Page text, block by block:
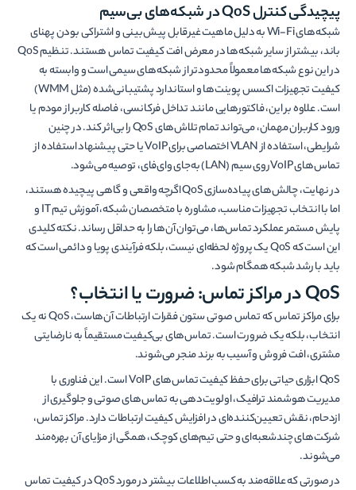
پیچیدگی کنترل QoS در شبکه‌های بی‌سیم
شبکه‌های Wi-Fi به دلیل ماهیت غیرقابل پیش‌بینی و اشتراکی بودن پهنای
باند، بیشتر از سایر شبکه‌ها در معرض افت کیفیت تماس هستند. تنظیم QoS
در این نوع شبکه‌ها معمولاً محدودتر از شبکه‌های سیمی است و وابسته به
کیفیت تجهیزات اکسس پوینت‌ها و استاندارد پشتیبانی‌شده (مثل WMM)
است. علاوه بر این، فاکتورهایی مانند تداخل فرکانسی، فاصله کاربر از مودم یا
ورود کاربران مهمان، می‌تواند تمام تلاش‌های QoS را بی‌اثر کند. در چنین
شرایطی، استفاده از VLAN اختصاصی برای VoIP یا حتی پیشنهاد استفاده از
تماس‌های VoIP روی سیم (LAN) به‌جای وای‌فای، توصیه می‌شود.
در نهایت، چالش‌های پیاده‌سازی QoS اگرچه واقعی و گاهی پیچیده هستند،
اما با انتخاب تجهیزات مناسب، مشاوره با متخصصان شبکه، آموزش تیم IT و
پایش مستمر عملکرد تماس‌ها، می‌توان آن‌ها را به حداقل رساند. نکته کلیدی
این است که QoS یک پروژه لحظه‌ای نیست، بلکه فرآیندی پویا و دائمی است که
باید با رشد شبکه همگام شود.
QoSدر مراکز تماس: ضرورت یا انتخاب؟
برای مراکز تماس که تماس صوتی ستون فقرات ارتباطات آن‌هاست، QoS نه یک
انتخاب، بلکه یک ضرورت است. تماس‌های بی‌کیفیت مستقیماً به نارضایتی
مشتری، افت فروش و آسیب به برند منجر می‌شوند.
QoS ابزاری حیاتی برای حفظ کیفیت تماس‌های VoIP است. این فناوری با
مدیریت هوشمند ترافیک، اولویت‌دهی به تماس‌های صوتی و جلوگیری از
ازدحام، نقش تعیین‌کننده‌ای در افزایش کیفیت ارتباطات دارد. مراکز تماس،
شرکت‌های چندشعبه‌ای و حتی تیم‌های کوچک، همگی از مزایای آن بهره‌مند
می‌شوند.
در صورتی که علاقه‌مند به کسب اطلاعات بیشتر در مورد QoS در کیفیت تماس